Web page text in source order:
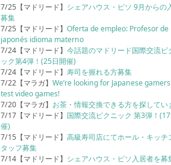
7/25【マドリード】 シェアハウス・ピソ 9月からの
募集
7/25【マドリード】Oferta de empleo: Profesor de
japonés idioma materno
7/24【マドリード】今話題のマドリード国際交流ピ
ック第4弾！(25日開催)
7/24【マドリード】寿司を握れる方募集
7/22【マラガ】We’re looking for Japanese
test video games!
7/20【マラガ】 お茶・情報交換できる方を探してい
7/17【マドリード】 国際交流ピクニック 第3弾！
催)
7/15【マドリード】高級寿司店にてホール・キッチ
タッフ募集
7/14【マドリード】 シェアハウス・ピソ入居者を募